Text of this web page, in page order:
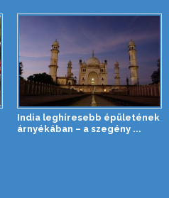
India leghíresebb épületének
árnyékában – a szegény ...